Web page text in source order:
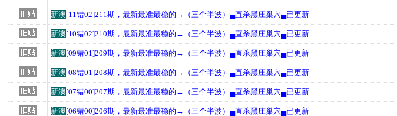
新澳[11错02]211期，最新最准最稳的→（三个半波）▄直杀黑庄巢穴▄已更新
新澳[10错02]210期，最新最准最稳的→（三个半波）▄直杀黑庄巢穴▄已更新
新澳[09错01]209期，最新最准最稳的→（三个半波）▄直杀黑庄巢穴▄已更新
新澳[08错01]208期，最新最准最稳的→（三个半波）▄直杀黑庄巢穴▄已更新
新澳[07错00]207期，最新最准最稳的→（三个半波）▄直杀黑庄巢穴▄已更新
新澳[06错00]206期，最新最准最稳的→（三个半波）▄直杀黑庄巢穴▄已更新